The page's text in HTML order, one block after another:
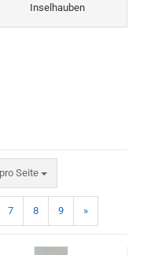
Inselhauben
Seite
Seite
7 8 9 »